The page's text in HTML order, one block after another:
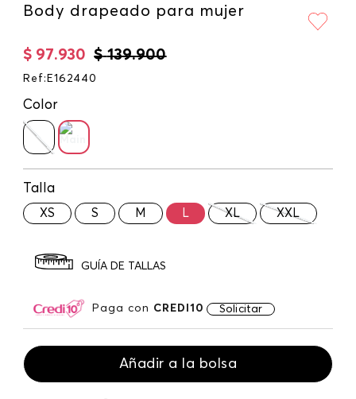
Body drapeado para mujer
$ 139.900
$ 97.930
Ref : E162440
Color
Talla
XS S M L XL XXL
GUÍA DE TALLAS
Paga con CREDI10 Solicitar
Añadir a la bolsa